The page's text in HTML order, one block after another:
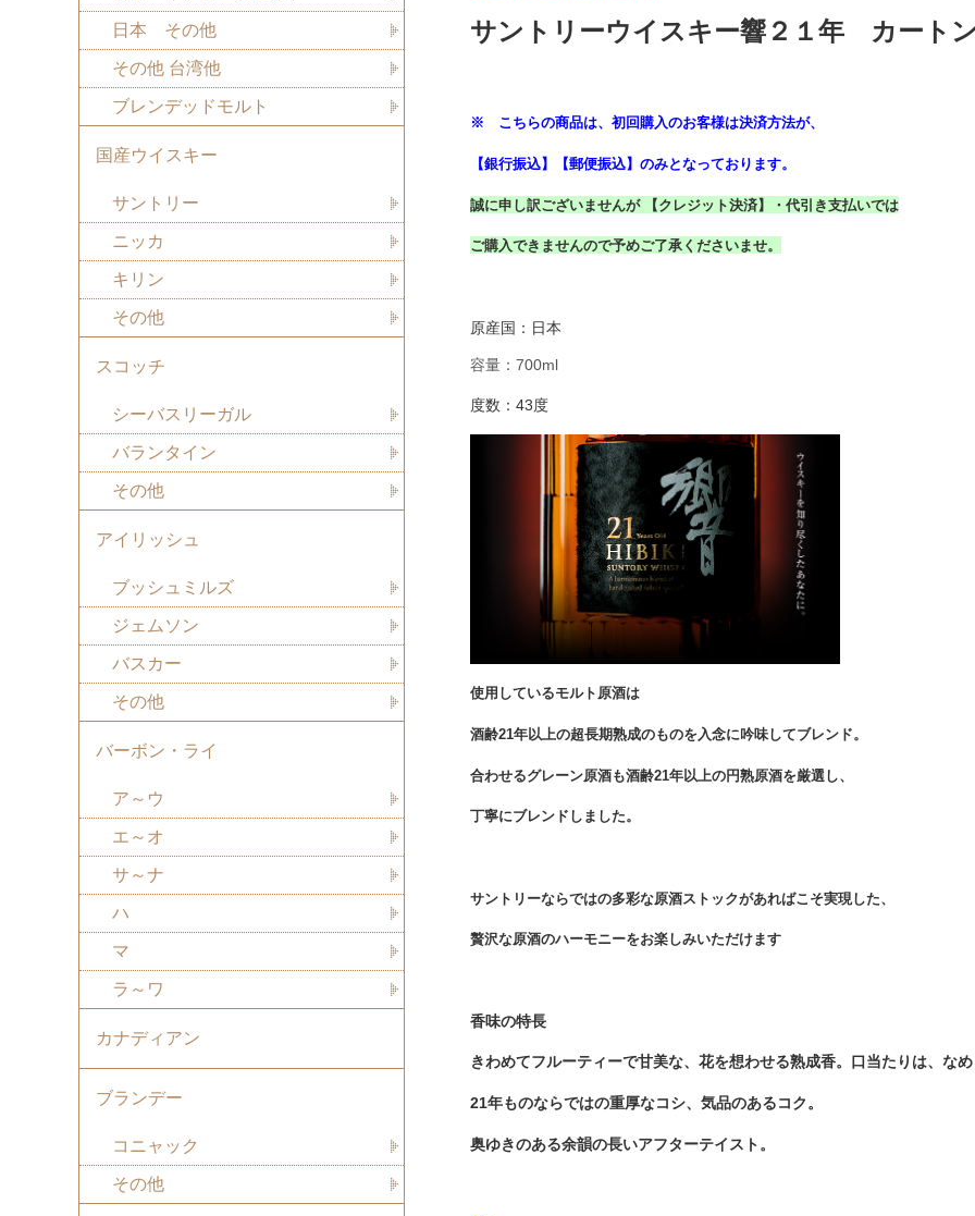
サントリーウイスキー響２１年 カート
※ こちらの商品は、初回購入のお客様は決済方法が、
【銀行振込】【郵便振込】のみとなっております。
誠に申し訳ございませんが 【クレジット決済】・代引き支払いでは
ご購入できませんので予めご了承くださいませ。
原産国：日本
容量：700ml
度数：43度
使用しているモルト原酒は
酒齢21年以上の超長期熟成のものを入念に吟味してブレンド。
合わせるグレーン原酒も酒齢21年以上の円熟原酒を厳選し、
丁寧にブレンドしました。
サントリーならではの多彩な原酒ストックがあればこそ実現した、
贅沢な原酒のハーモニーをお楽しみいただけます
香味の特長
きわめてフルーティーで甘美な、花を想わせる熟成香。口当たりは、な
21年ものならではの重厚なコシ、気品のあるコク。
奥ゆきのある余韻の長いアフターテイスト。
日本 その他
その他 台湾他
ブレンデッドモルト
国産ウイスキー
サントリー
ニッカ
キリン
その他
スコッチ
シーバスリーガル
バランタイン
その他
アイリッシュ
ブッシュミルズ
ジェムソン
バスカー
その他
バーボン・ライ
ア～ウ
エ～オ
サ～ナ
ハ
マ
ラ～ワ
カナディアン
ブランデー
コニャック
その他